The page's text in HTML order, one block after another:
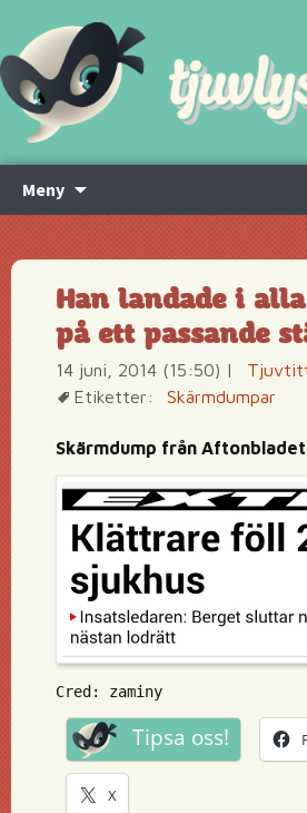
Meny
innehåll
Han landade i
på ett passande
14 juni, 2014 (15:50) |
Etiketter:
Skärmdumpar
Skärmdump från
Cred: zaminy
Tipsa oss!
X